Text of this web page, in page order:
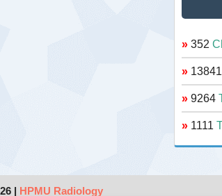
» 352
» 13841
» 9264
» 1111
| HPMU Radiology